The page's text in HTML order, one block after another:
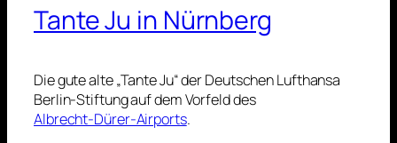
Tante Ju in Nürnberg
Die gute alte „Tante Ju“ der Deutschen Lufthansa
Berlin-Stiftung auf dem Vorfeld des
Albrecht‑Dürer‑Airports.